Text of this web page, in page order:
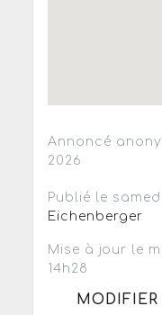
Annoncé
2026
Publié le
Eichenberger
Mise à jour le
14h28